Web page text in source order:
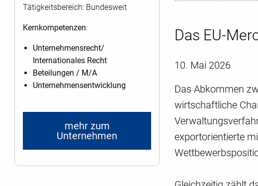
Tätigkeitsbereich: Bundesweit
Kernkompetenzen:
Unternehmensrecht/
Internationales Recht
Beteilungen / M/A
Unternehmensentwicklung
mehr zum
Unternehmen
Das EU-
10. Mai 2026
Das Abkommen
wirtschaftliche
exportorientierte